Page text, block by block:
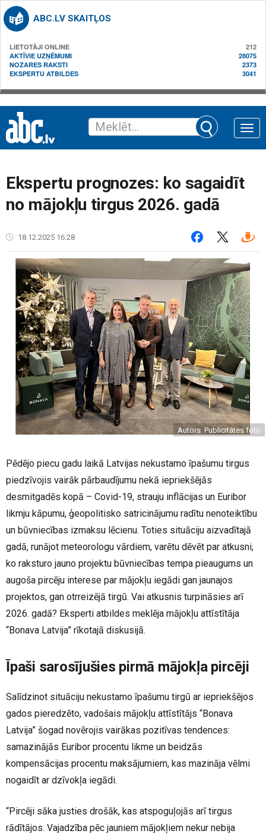
ABC.LV SKAITĻOS
LIETOTĀJI ONLINE
212
AKTĪVIE UZŅĒMUMI
28075
NOZARES RAKSTI
2373
EKSPERTU ATBILDES
3041
Toggle
Ekspertu prognozes: ko sagaidīt
no mājokļu tirgus 2026. gadā
18.12.2025 16:28
Autors: Publicitātes foto
Pēdējo piecu gadu laikā Latvijas nekustamo īpašumu tirgus
piedzīvojis vairāk pārbaudījumu nekā iepriekšējās
desmitgadēs kopā – Covid-19, strauju inflācijas un Euribor
likmju kāpumu, ģeopolitisko satricinājumu radītu nenoteiktību
un būvniecības izmaksu lēcienu. Toties situāciju aizvadītajā
gadā, runājot meteorologu vārdiem, varētu dēvēt par atkusni,
ko raksturo jauno projektu būvniecības tempa pieaugums un
augoša pircēju interese par mājokļu iegādi gan jaunajos
projektos, gan otrreizējā tirgū. Vai atkusnis turpināsies arī
2026. gadā? Eksperti atbildes meklēja mājokļu attīstītāja
“Bonava Latvija” rīkotajā diskusijā.
Īpaši sarosījušies pirmā mājokļa pircēji
Salīdzinot situāciju nekustamo īpašumu tirgū ar iepriekšējos
gados pieredzēto, vadošais mājokļu attīstītājs “Bonava
Latvija” šogad novērojis vairākas pozitīvas tendences:
samazinājās Euribor procentu likme un beidzās
kompensācijas procentu maksājumiem, kas mazināja vēlmi
nogaidīt ar dzīvokļa iegādi.
“Pircēji sāka justies drošāk, kas atspoguļojās arī tirgus
rādītājos. Vajadzība pēc jauniem mājokļiem nekur nebija